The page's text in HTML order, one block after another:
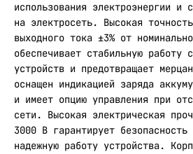
использования электроэнергии и
на электросеть. Высокая
выходного тока ±3% от
обеспечивает стабильную работу
устройств и предотвращает
оснащен индикацией заряда
и имеет опцию управления при
сети. Высокая электрическая
3000 В гарантирует безопасность
надежную работу устройства.